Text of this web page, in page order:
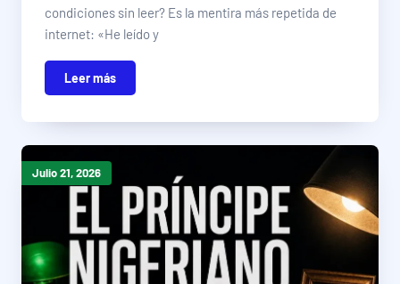
condiciones sin leer? Es la mentira más repetida de
internet: «He leído y
Leer más
Julio 21, 2026